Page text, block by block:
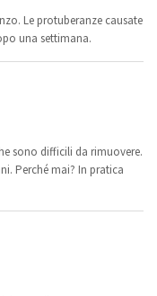
Le protuberanze causate
una settimana.
sono difficili da rimuovere.
Perché mai? In pratica